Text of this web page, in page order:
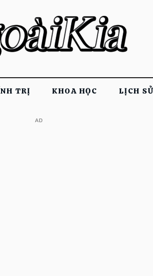
TRỊ KHOA HỌC LỊCH SỬ
​AD